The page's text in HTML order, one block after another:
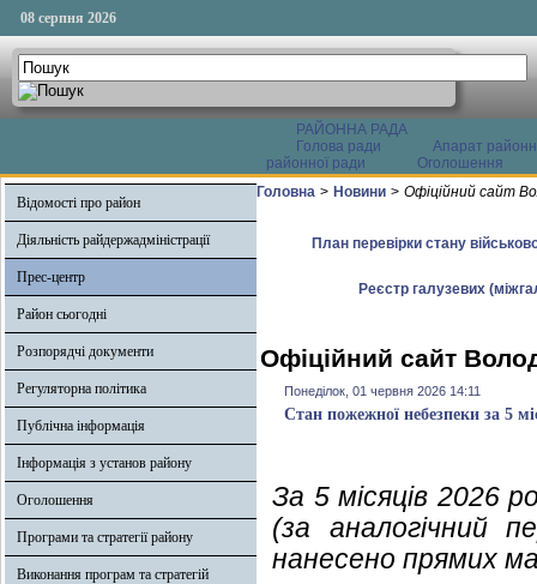
08 серпня 2026
РАЙОННА РАДА
Голова ради
Апарат
районної ради
Оголошення
Відомості про район
Діяльність райдержадміністрації
Прес-центр
Район сьогодні
Розпорядчі документи
Регуляторна політика
Публічна інформація
Інформація з установ району
Оголошення
Програми та стратегії району
Виконання програм та стратегій
Головна > Новини > Офіційний сайт
План перевірки стану
Реєстр галузевих
Офіційний сайт
Понеділок, 01 червня 2026 14:11
Стан пожежної небезпеки за 5
За 5 місяців 2026
(за аналогічний
нанесено прямих